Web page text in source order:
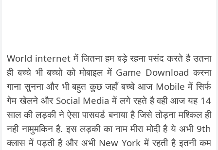
World internet में जितना हम बड़े रहना पसंद करते है उतना
ही बच्चे भी बच्चो को मोबाइल में Game Download करना
गाना सुनना और भी बहुत कुछ जहाँ बच्चे आज Mobile में सिर्फ
गेम खेलने और Social Media में लगे रहते है वही आज यह 14
साल की लड़की ने ऐसा पासवर्ड बनाया है जिसे तोड़ना मश्किल ही
नही नामुमकिन है. इस लड़की का नाम मीरा मोदी है ये अभी 9th
क्लास में पड़ती है और अभी New York में रहती है इतनी कम